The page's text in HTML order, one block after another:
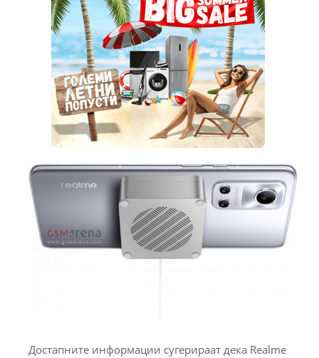
Достапните информации сугерираат дека Realme